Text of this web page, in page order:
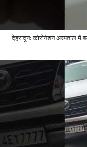
देहरादून: कोरोनेशन अस्पताल में